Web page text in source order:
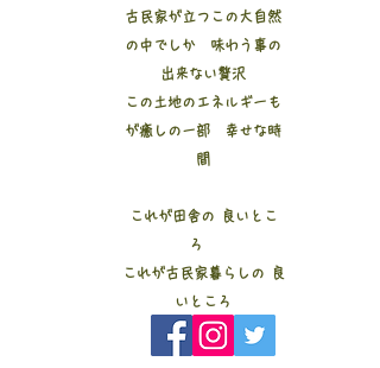
古民家が立つこの大自然
の中でしか 味わう事の
出来ない贅沢
この土地のエネルギーも
が癒しの一部 幸せな時
間
これが田舎の 良いとこ
ろ
これが古民家暮らしの 良
いところ